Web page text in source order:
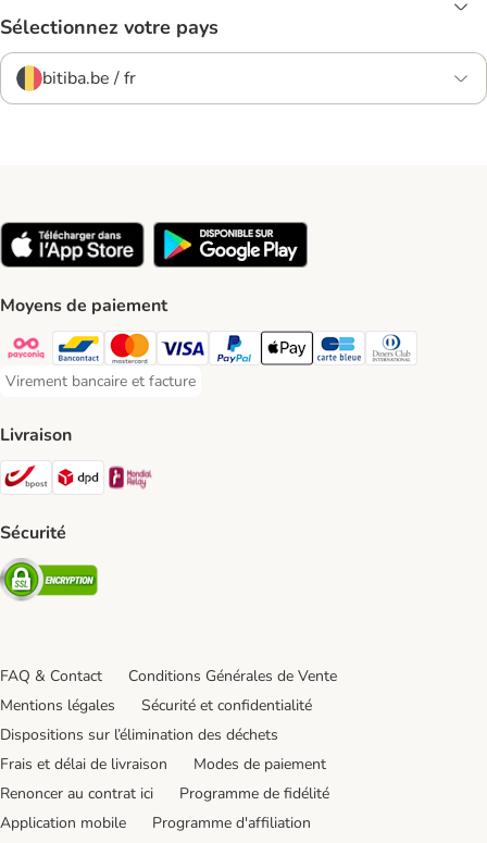
Sélectionnez votre pays
bitiba.be / fr
Moyens de paiement
Payconiq Payment Method
Bancontact Payment Method
Mastercard Payment Method
Visa Payment Method
Paypal Payment Method
Apple Pay Payment Method
Carte bleue Payment
Diners club
Virement bancaire et facture
Virement bancaire et facture Payment Method
Livraison
Bpost Shipping Method
DPD Shipping Method
Sécurité
Security
FAQ & Contact
Conditions Générales de Vente
Mentions légales
Sécurité et confidentialité
Dispositions sur l’élimination des déchets
Frais et délai de livraison
Modes de paiement
Renoncer au contrat ici
Programme de fidélité
Application mobile
Programme d'affiliation